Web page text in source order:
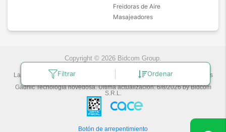
Filtrar Ordenar
Freidoras de Aire
Masajeadores
Copyright © 2026 Bidcom Group.
Las fotos son a modo ilustrativo. La venta de cualquiera de los productos
publicados está sujeta a la verificación de stock.
Gadnic Tecnología novedosa.Última actualización:6/8/2026byBidcom
S.R.L.
Botón de arrepentimiento